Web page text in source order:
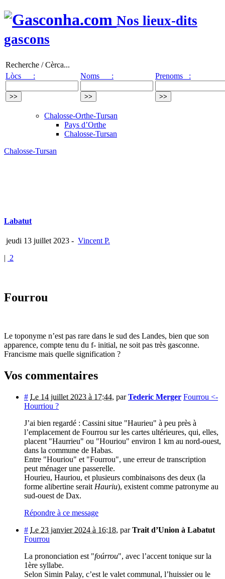
Nos lieux-dits
gascons
Recherche / Cèrca...
Lòcs :
Noms : Prenoms :
Chalosse-Orthe-Tursan
Pays d’Orthe
Chalosse-Tursan
Chalosse-Tursan
Labatut
jeudi 13 juillet 2023 - Vincent P.
| 2
Fourrou
Le toponyme n’est pas rare dans le sud des Landes, bien que son
apparence, compte tenu du f- initial, ne soit pas très gasconne.
Francisme mais quelle signification ?
Vos commentaires
# Le 14 juillet 2023 à 17:44, parTederic Merger Fourrou <-
Hourriou ?
J’ai bien regardé : Cassini situe "Haurieu" à peu près à
l’emplacement de Fourrou sur les cartes ultérieures, qui, elles,
placent "Haurrieu" ou "Houriou" environ 1 km au nord-ouest,
dans la commune de Habas.
Entre "Houriou" et "Fourrou", une erreur de transcription
peut ménager une passerelle.
Hourieu, Hauriou, et plusieurs combinaisons des deux (la
forme alibertine serait Hauriu), existent comme patronyme au
sud-ouest de Dax.
Répondre à ce message
# Le 23 janvier 2024 à 16:18, parTrait d’Union à Labatut
Fourrou
La prononciation est "foúrrou", avec l’accent tonique sur la
1ère syllabe.
Selon Simin Palay, c’est le valet communal, l’huissier ou le